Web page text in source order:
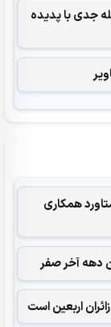
جدی با پدیده
همکاری‌
دهه آخر صفر
اربعین است